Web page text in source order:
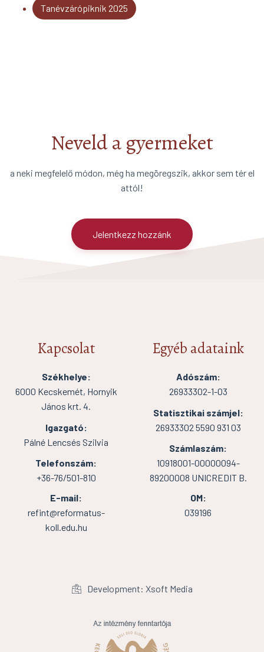
Tanévzárópiknik 2025
Neveld a gyermeket
a neki megfelelő módon, még ha megöregszik, akkor sem tér el
attól!
Jelentkezz hozzánk
Kapcsolat
Székhelye:
6000 Kecskemét, Hornyik
János krt. 4.
Igazgató:
Pálné Lencsés Szilvia
Telefonszám:
+36-76/501-810
E-mail:
refint@reformatus-
koll.edu.hu
Egyéb adataink
Adószám:
26933302-1-03
Statisztikai számjel:
26933302 5590 931 03
Számlaszám:
10918001-00000094-
89200008 UNICREDIT B.
OM:
039196
Development: Xsoft Media